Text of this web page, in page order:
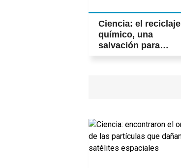
Ciencia: el reciclaje
químico, una
salvación para
reutilizar los